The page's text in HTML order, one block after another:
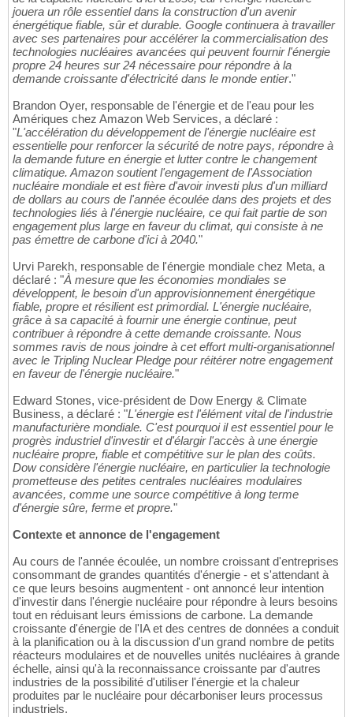
jouera un rôle essentiel dans la construction d'un avenir
énergétique fiable, sûr et durable. Google continuera à travailler
avec ses partenaires pour accélérer la commercialisation des
technologies nucléaires avancées qui peuvent fournir l'énergie
propre 24 heures sur 24 nécessaire pour répondre à la
demande croissante d'électricité dans le monde entier."
Brandon Oyer, responsable de l'énergie et de l'eau pour les
Amériques chez Amazon Web Services, a déclaré :
"L'accélération du développement de l'énergie nucléaire est
essentielle pour renforcer la sécurité de notre pays, répondre à
la demande future en énergie et lutter contre le changement
climatique. Amazon soutient l'engagement de l'Association
nucléaire mondiale et est fière d'avoir investi plus d'un milliard
de dollars au cours de l'année écoulée dans des projets et des
technologies liés à l'énergie nucléaire, ce qui fait partie de son
engagement plus large en faveur du climat, qui consiste à ne
pas émettre de carbone d'ici à 2040."
Urvi Parekh, responsable de l'énergie mondiale chez Meta, a
déclaré : "À mesure que les économies mondiales se
développent, le besoin d'un approvisionnement énergétique
fiable, propre et résilient est primordial. L'énergie nucléaire,
grâce à sa capacité à fournir une énergie continue, peut
contribuer à répondre à cette demande croissante. Nous
sommes ravis de nous joindre à cet effort multi-organisationnel
avec le Tripling Nuclear Pledge pour réitérer notre engagement
en faveur de l'énergie nucléaire."
Edward Stones, vice-président de Dow Energy & Climate
Business, a déclaré : "L'énergie est l'élément vital de l'industrie
manufacturière mondiale. C'est pourquoi il est essentiel pour le
progrès industriel d'investir et d'élargir l'accès à une énergie
nucléaire propre, fiable et compétitive sur le plan des coûts.
Dow considère l'énergie nucléaire, en particulier la technologie
prometteuse des petites centrales nucléaires modulaires
avancées, comme une source compétitive à long terme
d'énergie sûre, ferme et propre."
Contexte et annonce de l'engagement
Au cours de l'année écoulée, un nombre croissant d'entreprises
consommant de grandes quantités d'énergie - et s'attendant à
ce que leurs besoins augmentent - ont annoncé leur intention
d'investir dans l'énergie nucléaire pour répondre à leurs besoins
tout en réduisant leurs émissions de carbone. La demande
croissante d'énergie de l'IA et des centres de données a conduit
à la planification ou à la discussion d'un grand nombre de petits
réacteurs modulaires et de nouvelles unités nucléaires à grande
échelle, ainsi qu'à la reconnaissance croissante par d'autres
industries de la possibilité d'utiliser l'énergie et la chaleur
produites par le nucléaire pour décarboniser leurs processus
industriels.